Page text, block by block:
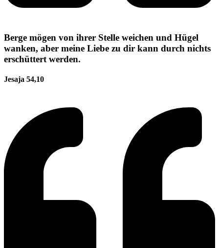
Berge mögen von ihrer Stelle weichen und Hügel
wanken, aber meine Liebe zu dir kann durch nichts
erschüttert werden.
Jesaja 54,10